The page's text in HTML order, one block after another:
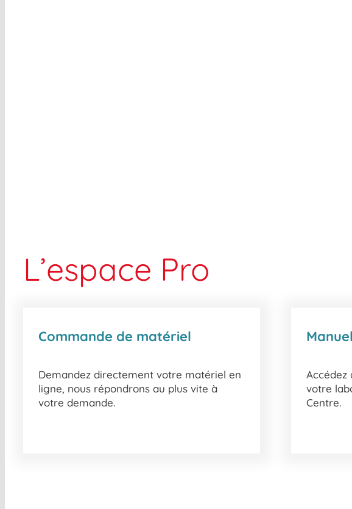
L’espace Pro
Commande de matériel
Demandez directement votre matériel en
ligne, nous répondrons au plus vite à
votre demande.
Accédez
votre
Centre.